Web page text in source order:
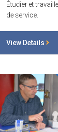
Étudier et
de service.
View Details